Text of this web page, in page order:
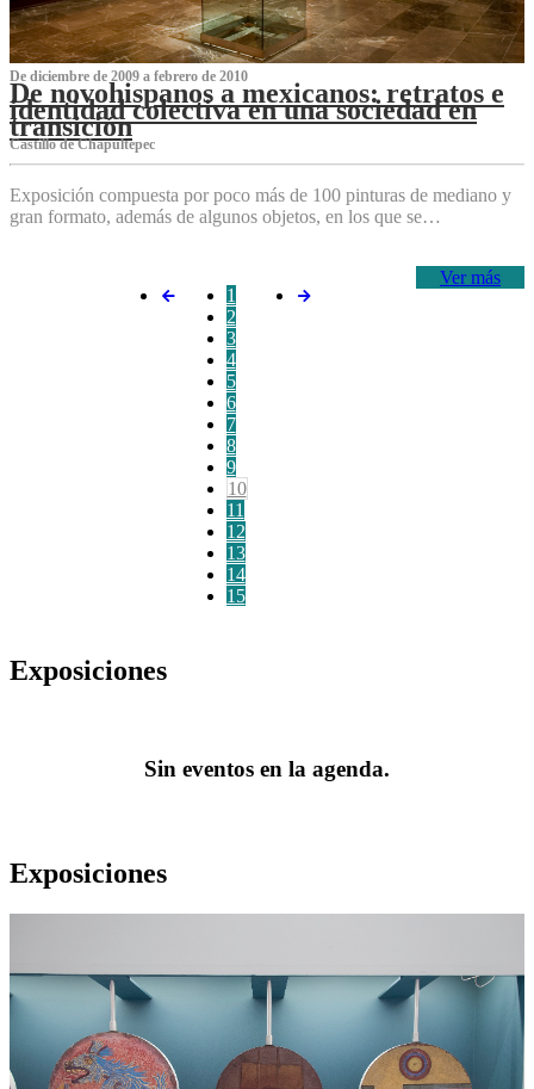
De diciembre de 2009 a febrero de 2010
De novohispanos a mexicanos: retratos e
identidad colectiva en una sociedad en
transición
Castillo de Chapultepec
Exposición compuesta por poco más de 100 pinturas de mediano y
gran formato, además de algunos objetos, en los que se…
Ver más
1
2
3
4
5
6
7
8
9
10
11
12
13
14
15
Exposiciones
Sin eventos en la agenda.
Exposiciones